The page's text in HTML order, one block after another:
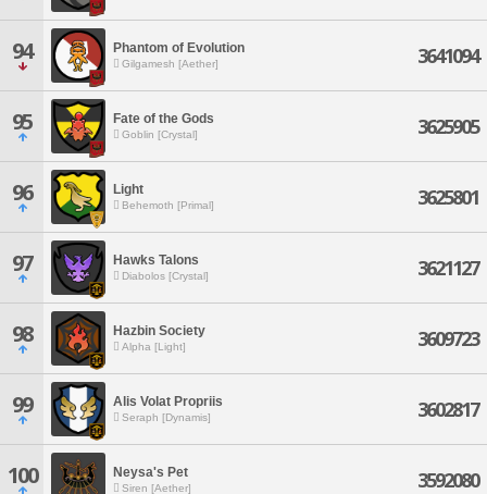
94 Phantom of Evolution
Gilgamesh [Aether] 3641094
95 Fate of the Gods
Goblin [Crystal] 3625905
96 Light
Behemoth [Primal] 3625801
97 Hawks Talons
Diabolos [Crystal] 3621127
98 Hazbin Society
Alpha [Light] 3609723
99 Alis Volat Propriis
Seraph [Dynamis] 3602817
100 Neysa's Pet
Siren [Aether] 3592080